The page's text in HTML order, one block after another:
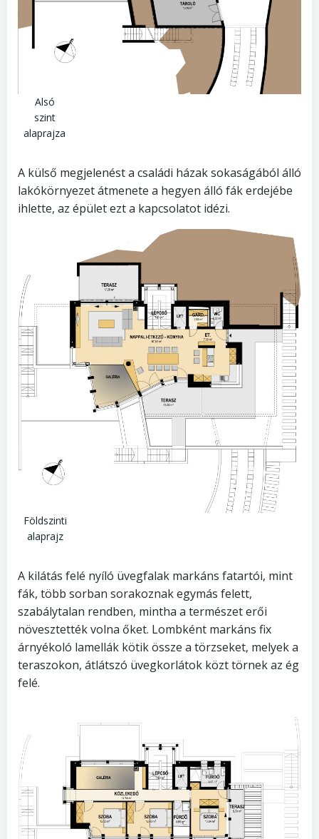
Alsó
szint
alaprajza
A külső megjelenést a családi házak sokaságából álló
lakókörnyezet átmenete a hegyen álló fák erdejébe
ihlette, az épület ezt a kapcsolatot idézi.
Földszinti
alaprajz
A kilátás felé nyíló üvegfalak markáns fatartói, mint
fák, több sorban sorakoznak egymás felett,
szabálytalan rendben, mintha a természet erői
növesztették volna őket. Lombként markáns fix
árnyékoló lamellák kötik össze a törzseket, melyek a
teraszokon, átlátszó üvegkorlátok közt törnek az ég
felé.